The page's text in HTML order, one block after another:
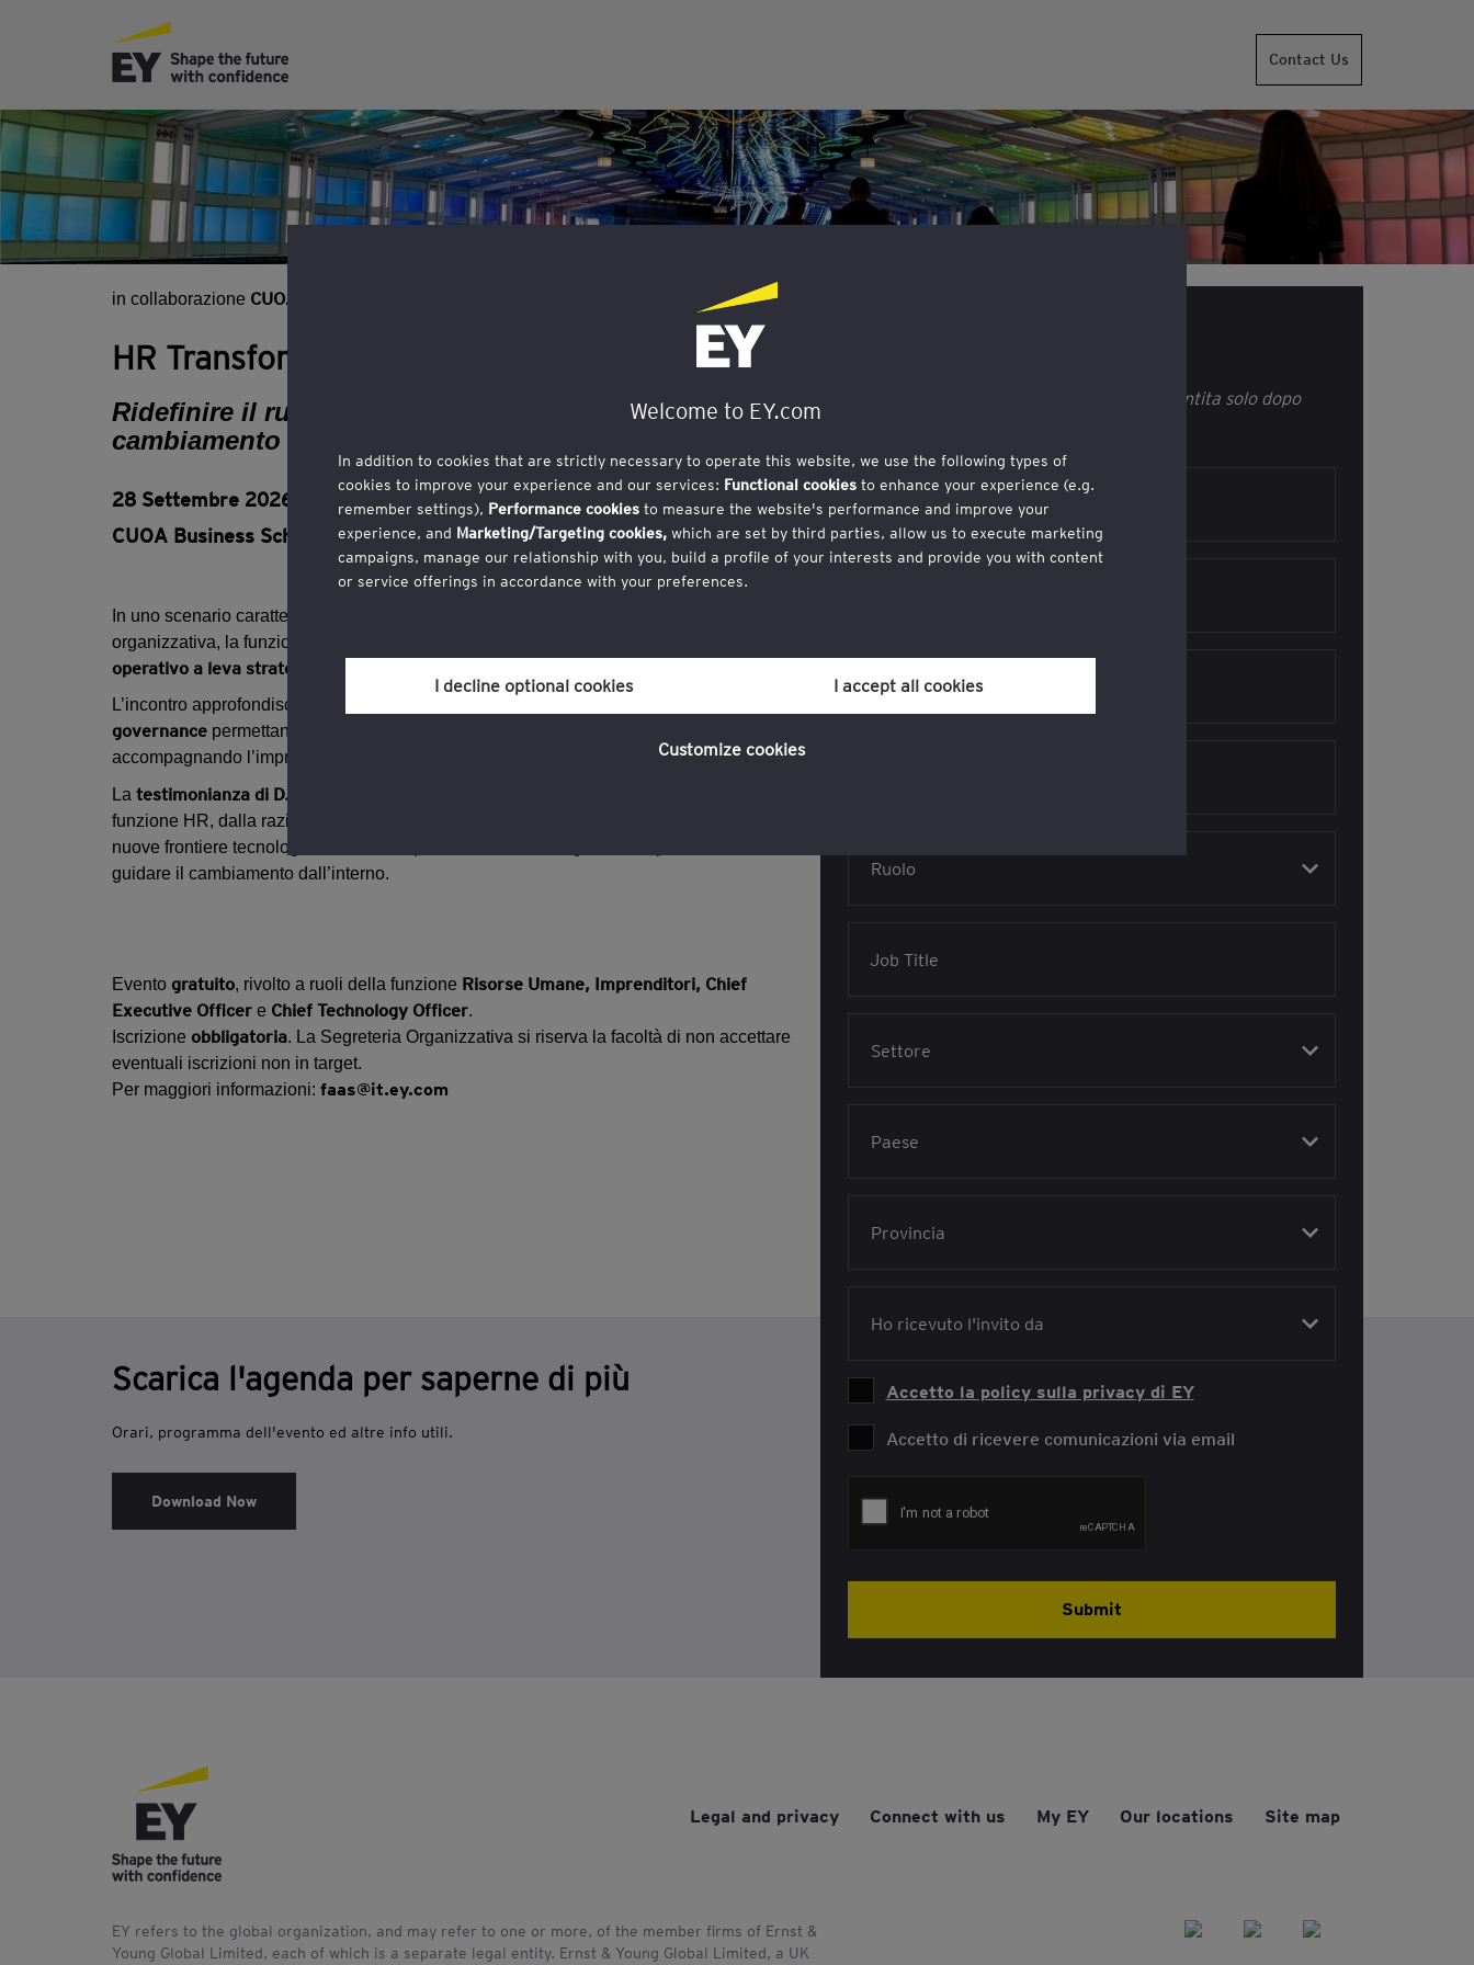
Contact Us
in collaborazione CUOA Business School
HR Transformation
Ridefinire il ruolo della funzione per guidare il
cambiamento
28 Settembre 2026
| 16:00 - 18:00
CUOA Business School
| Via Marconi G., 103 - Altavilla Vicentina (VI)
In uno scenario caratterizzato da crescente complessità normativa, tecnologica e
organizzativa, la funzione HR è chiamata a evolvere il proprio ruolo:
operativo a leva strategica
L’incontro approfondisce come
governance permettano alla funzione di diventare la spina dorsale dell’organizzazione,
accompagnando l’impresa lungo un percorso di trasformazione concreto e sostenibile.
La testimonianza di D.B. Group
funzione HR, dalla razionalizzazione dei processi e dei sistemi fino all’esplorazione di
nuove frontiere tecnologiche, offrirà un
guidare il cambiamento dall’interno.
Evento gratuito, rivolto a ruoli della funzione Risorse Umane, Imprenditori, Chief
Executive Officere Chief Technology Officer.
Iscrizione obbligatoria. La Segreteria Organizzativa si riserva la facoltà di non accettare
eventuali iscrizioni non in target.
Per maggiori informazioni: faas@it.ey.com
La tua partecipazione all'evento sarà garantita solo dopo
Nome
Indirizzo email
Job Title
Accetto la policy sulla privacy di EY
Accetto di ricevere comunicazioni via email
Submit
Scarica l'agenda per saperne di più
Orari, programma dell'evento ed altre info utili.
Download Now
Legal and privacy Connect with us My EY Our locations Site map
EY refers to the global organization, and may refer to one or more, of the member firms of Ernst &
Young Global Limited, each of which is a separate legal entity. Ernst & Young Global Limited, a UK
Welcome to EY.com
In addition to cookies that are strictly necessary to operate this website, we use the following types of
cookies to improve your experience and our services: Functional cookies to enhance your experience (e.g.
remember settings), Performance cookies to measure the website's performance and improve your
experience, and Marketing/Targeting cookies, which are set by third parties, allow us to execute marketing
campaigns, manage our relationship with you, build a profile of your interests and provide you with content
or service offerings in accordance with your preferences.
the cookie policy, which you can find at the bottom of each page on the website in the ‘Legal and Privacy’
I decline optional cookies I accept all cookies
Customize cookies